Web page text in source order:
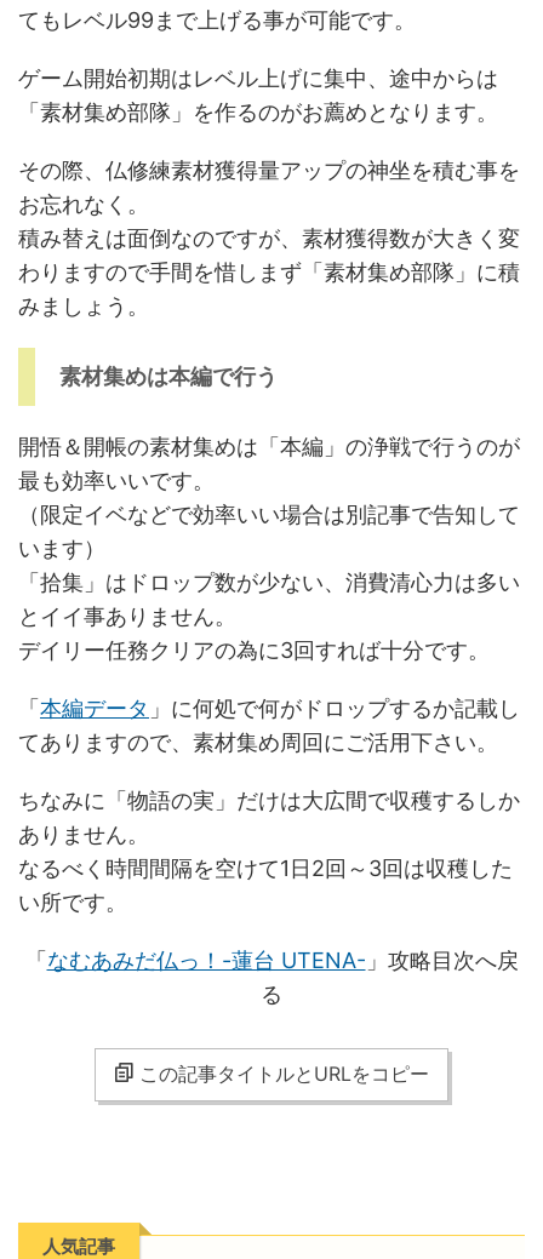
てもレベル99まで上げる事が可能です。
ゲーム開始初期はレベル上げに集中、途中からは
「素材集め部隊」を作るのがお薦めとなります。
その際、仏修練素材獲得量アップの神坐を積む事を
お忘れなく。
積み替えは面倒なのですが、素材獲得数が大きく変
わりますので手間を惜しまず「素材集め部隊」に積
みましょう。
素材集めは本編で行う
開悟＆開帳の素材集めは「本編」の浄戦で行うのが
最も効率いいです。
（限定イベなどで効率いい場合は別記事で告知して
います）
「拾集」はドロップ数が少ない、消費清心力は多い
とイイ事ありません。
デイリー任務クリアの為に3回すれば十分です。
「本編データ 」に何処で何がドロップするか記載し
てありますので、素材集め周回にご活用下さい。
ちなみに「物語の実」だけは大広間で収穫するしか
ありません。
なるべく時間間隔を空けて1日2回～3回は収穫した
い所です。
「なむあみだ仏っ！-蓮台 UTENA- 」攻略目次へ戻
る
この記事タイトルとURLをコピー
人気記事